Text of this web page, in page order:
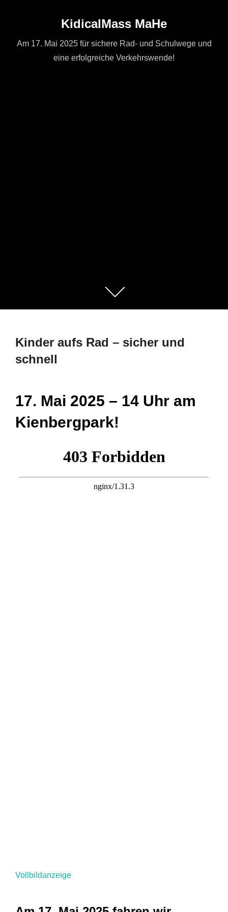
KidicalMass MaHe
Am 17. Mai 2025 für sichere Rad- und Schulwege und
eine erfolgreiche Verkehrswende!
Zum
Inhalt
Kinder aufs Rad – sicher und
schnell
17. Mai 2025 – 14 Uhr am
Kienbergpark!
Vollbildanzeige